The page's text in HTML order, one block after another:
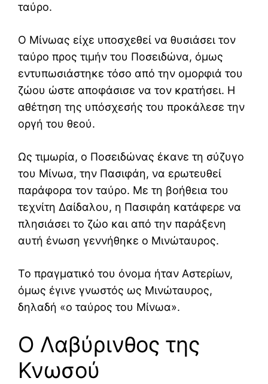
ταύρο.
Ο Μίνωας είχε υποσχεθεί να θυσιάσει τον
ταύρο προς τιμήν του Ποσειδώνα, όμως
εντυπωσιάστηκε τόσο από την ομορφιά του
ζώου ώστε αποφάσισε να τον κρατήσει. Η
αθέτηση της υπόσχεσής του προκάλεσε την
οργή του θεού.
Ως τιμωρία, ο Ποσειδώνας έκανε τη σύζυγο
του Μίνωα, την Πασιφάη, να ερωτευθεί
παράφορα τον ταύρο. Με τη βοήθεια του
τεχνίτη Δαίδαλου, η Πασιφάη κατάφερε να
πλησιάσει το ζώο και από την παράξενη
αυτή ένωση γεννήθηκε ο Μινώταυρος.
Το πραγματικό του όνομα ήταν Αστερίων,
όμως έγινε γνωστός ως Μινώταυρος,
δηλαδή «ο ταύρος του Μίνωα».
Ο Λαβύρινθος της
Κνωσού